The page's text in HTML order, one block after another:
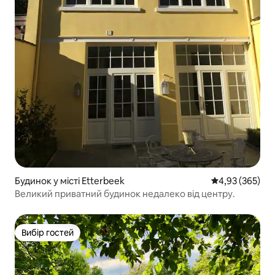
Будинок у місті Etterbeek Середня
4,93 (365)
Великий приватний будинок недалеко від центру.
Вибір гостей
Вибір гостей